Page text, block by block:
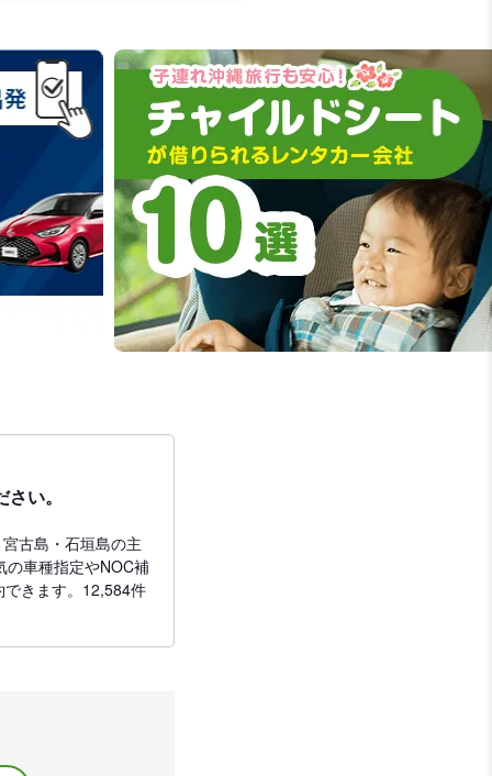
い。
古島・石垣島の主
の車種指定やNOC補
きます。12,584件